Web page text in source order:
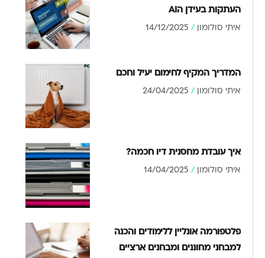
העתקות בעידן הAI
איתי סולומון
המדריך המקיף לחימום יעיל וחכם
איתי סולומון
איך עובדת מחסנית דיו חכמה?
איתי סולומון
פלטפורמה אונליין ללימודים והכנה
למבחני מחוננים ומבחנים ארציים